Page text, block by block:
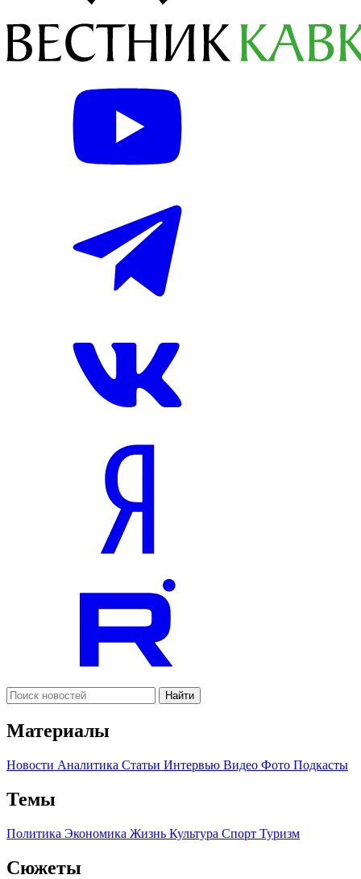
Найти
Материалы
Новости Аналитика Статьи Интервью Видео Фото Подкасты
Темы
Политика Экономика Жизнь Культура Спорт Туризм
Сюжеты